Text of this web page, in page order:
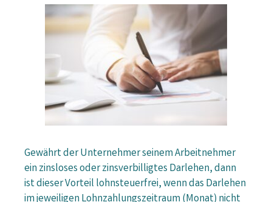
Gewährt der Unternehmer seinem Arbeitnehmer
ein zinsloses oder zinsverbilligtes Darlehen, dann
ist dieser Vorteil lohnsteuerfrei, wenn das Darlehen